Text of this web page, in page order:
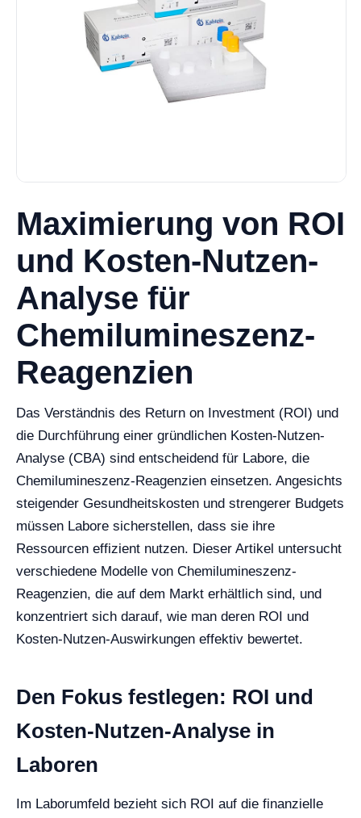
Maximierung von ROI
und Kosten-Nutzen-
Analyse für
Chemilumineszenz-
Reagenzien
Das Verständnis des Return on Investment (ROI) und
die Durchführung einer gründlichen Kosten-Nutzen-
Analyse (CBA) sind entscheidend für Labore, die
Chemilumineszenz-Reagenzien einsetzen. Angesichts
steigender Gesundheitskosten und strengerer Budgets
müssen Labore sicherstellen, dass sie ihre
Ressourcen effizient nutzen. Dieser Artikel untersucht
verschiedene Modelle von Chemilumineszenz-
Reagenzien, die auf dem Markt erhältlich sind, und
konzentriert sich darauf, wie man deren ROI und
Kosten-Nutzen-Auswirkungen effektiv bewertet.
Den Fokus festlegen: ROI und
Kosten-Nutzen-Analyse in
Laboren
Im Laborumfeld bezieht sich ROI auf die finanzielle